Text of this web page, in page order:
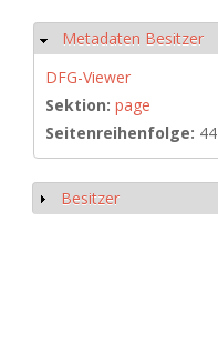
Hide
Metadaten Besitzer
DFG-Viewer
Sektion: page
Seitenreihenfolge: 44
Show
Besitzer